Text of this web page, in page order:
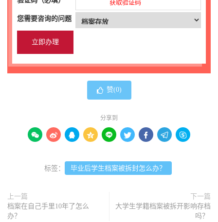
获取验证码
您需要咨询的问题
赞(0)
分享到
        
标签： 毕业后学生档案被拆封怎么办？
上一篇
档案在自己手里10年了怎么
办？
下一篇
大学生学籍档案被拆开影响存档
吗？